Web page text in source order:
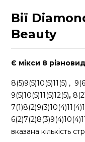
Вії
Beauty
Є мікси 8
8(5)9(5)10(5)11(5) ,
9(5)10(5)11(5)12(5),
вказана кількість